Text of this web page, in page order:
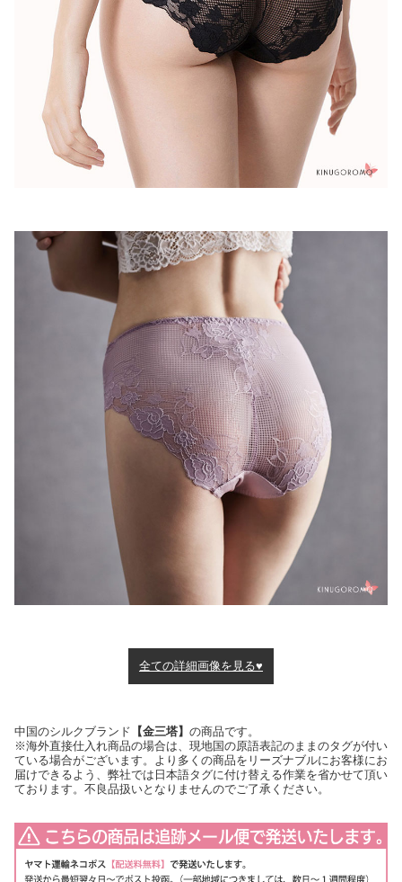
全ての詳細画像を見る♥
中国のシルクブランド 【金三塔】 の商品です。
※海外直接仕入れ商品の場合は、現地国の原語表記のままのタグが付い
ている場合がございます。より多くの商品をリーズナブルにお客様にお
届けできるよう、弊社では日本語タグに付け替える作業を省かせて頂い
ております。不良品扱いとなりませんのでご了承ください。